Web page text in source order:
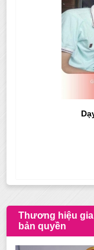
Thương hiệu
bản quyền